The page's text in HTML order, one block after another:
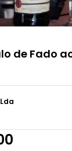
de Fado